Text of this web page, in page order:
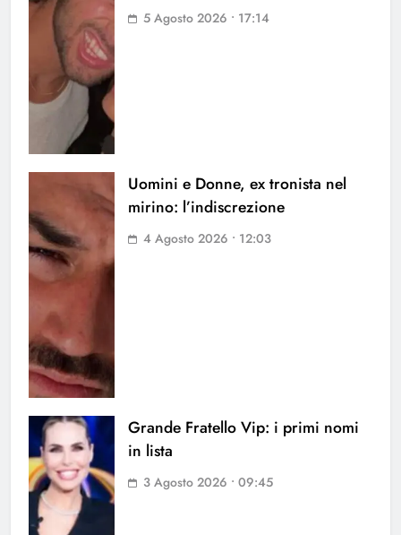
5 Agosto 2026 • 17:14
Uomini e Donne, ex tronista nel
mirino: l’indiscrezione
4 Agosto 2026 • 12:03
Grande Fratello Vip: i primi nomi
in lista
3 Agosto 2026 • 09:45